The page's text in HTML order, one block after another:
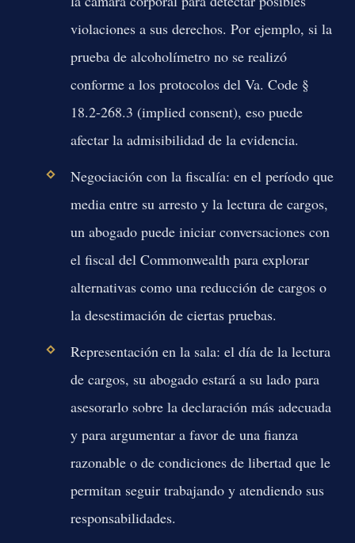
violaciones a sus derechos. Por ejemplo, si la
prueba de alcoholímetro no se realizó
conforme a los protocolos del Va. Code §
18.2-268.3 (implied consent), eso puede
afectar la admisibilidad de la evidencia.
Negociación con la fiscalía: en el período que
media entre su arresto y la lectura de cargos,
un abogado puede iniciar conversaciones con
el fiscal del Commonwealth para explorar
alternativas como una reducción de cargos o
la desestimación de ciertas pruebas.
Representación en la sala: el día de la lectura
de cargos, su abogado estará a su lado para
asesorarlo sobre la declaración más adecuada
y para argumentar a favor de una fianza
razonable o de condiciones de libertad que le
permitan seguir trabajando y atendiendo sus
responsabilidades.